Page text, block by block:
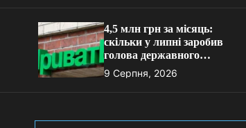
4,5 млн грн за місяць:
скільки у липні заробив
голова державного
ПриватБанку
9 Серпня, 2026